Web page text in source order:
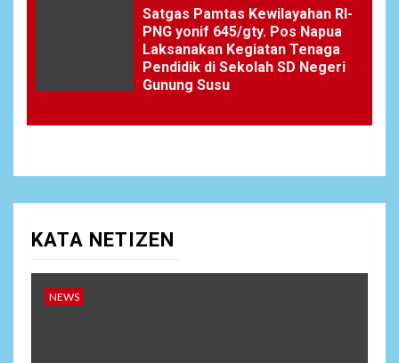
Satgas Pamtas Kewilayahan RI-
PNG yonif 645/gty. Pos Napua
Laksanakan Kegiatan Tenaga
Pendidik di Sekolah SD Negeri
Gunung Susu
KATA NETIZEN
NEWS